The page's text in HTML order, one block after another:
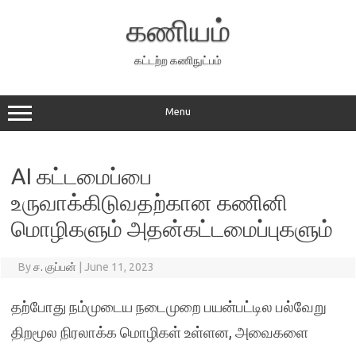
கணியம்
கட்டற்ற கணிநுட்பம்
Menu
AI கட்டமைப்பை
உருவாக்கிடுவதற்கான கணினி
மொழிகளும் அதன்கட்டமைப்புகளும்
Byச. குப்பன் June 11, 2023
தற்போது நம்முடைய நடைமுறை பயன்பட்டில பல்வேறு
திறமூல நிரலாக்க மொழிகள் உள்ளன, அவைகளை